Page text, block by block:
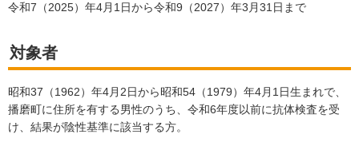
令和7（2025）年4月1日から令和9（2027）年3月31日まで
対象者
昭和37（1962）年4月2日から昭和54（1979）年4月1日生まれで、
播磨町に住所を有する男性のうち、令和6年度以前に抗体検査を受
け、結果が陰性基準に該当する方。